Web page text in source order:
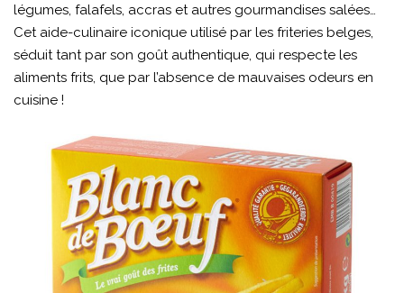
légumes, falafels, accras et autres gourmandises salées…
Cet aide-culinaire iconique utilisé par les friteries belges,
séduit tant par son goût authentique, qui respecte les
aliments frits, que par l’absence de mauvaises odeurs en
cuisine !